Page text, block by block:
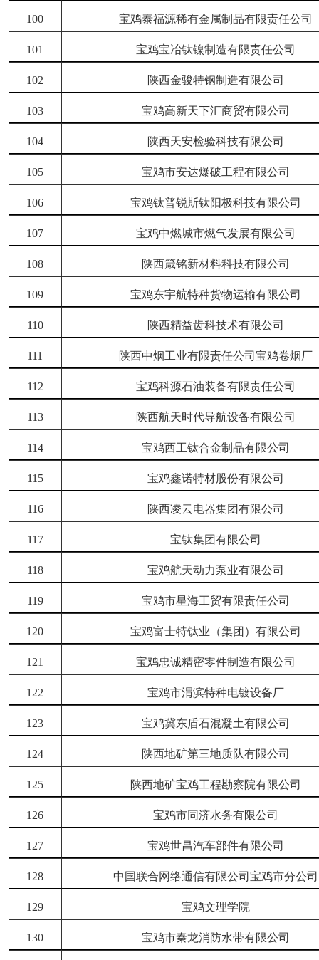
100 宝鸡泰福源稀有金属制品有限责任公司
101 宝鸡宝冶钛镍制造有限责任公司
102 陕西金骏特钢制造有限公司
103 宝鸡高新天下汇商贸有限公司
104 陕西天安检验科技有限公司
105 宝鸡市安达爆破工程有限公司
106 宝鸡钛普锐斯钛阳极科技有限公司
107 宝鸡中燃城市燃气发展有限公司
108 陕西箴铭新材料科技有限公司
109 宝鸡东宇航特种货物运输有限公司
110 陕西精益齿科技术有限公司
111 陕西中烟工业有限责任公司宝鸡卷烟厂
112 宝鸡科源石油装备有限责任公司
113 陕西航天时代导航设备有限公司
114 宝鸡西工钛合金制品有限公司
115 宝鸡鑫诺特材股份有限公司
116 陕西凌云电器集团有限公司
117 宝钛集团有限公司
118 宝鸡航天动力泵业有限公司
119 宝鸡市星海工贸有限责任公司
120 宝鸡富士特钛业（集团）有限公司
121 宝鸡忠诚精密零件制造有限公司
122 宝鸡市渭滨特种电镀设备厂
123 宝鸡冀东盾石混凝土有限公司
124 陕西地矿第三地质队有限公司
125 陕西地矿宝鸡工程勘察院有限公司
126 宝鸡市同济水务有限公司
127 宝鸡世昌汽车部件有限公司
128 中国联合网络通信有限公司宝鸡市分公司
129 宝鸡文理学院
130 宝鸡市秦龙消防水带有限公司